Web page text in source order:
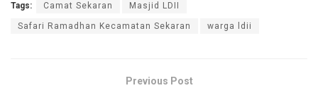
Tags: Camat Sekaran Masjid LDII
Safari Ramadhan Kecamatan Sekaran warga ldii
Previous Post